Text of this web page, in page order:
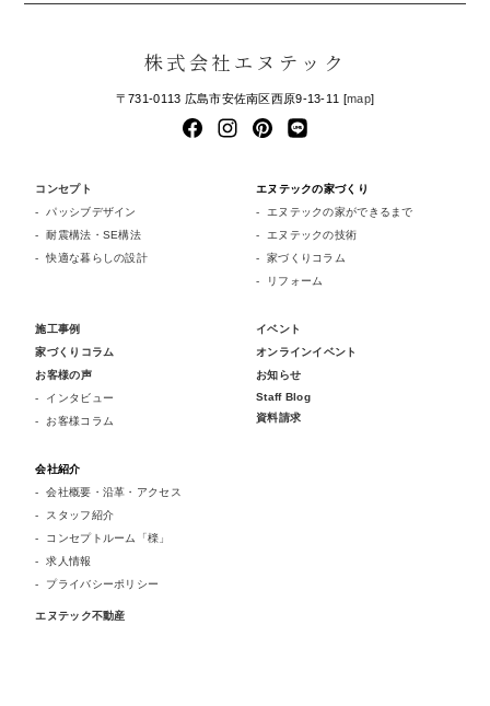
株式会社エヌテック
〒731-0113 広島市安佐南区西原9-13-11 [map]
コンセプト
パッシブデザイン
耐震構法・SE構法
快適な暮らしの設計
エヌテックの家づくり
エヌテックの家ができるまで
エヌテックの技術
家づくりコラム
リフォーム
施工事例
家づくりコラム
お客様の声
インタビュー
お客様コラム
イベント
オンラインイベント
お知らせ
Staff Blog
資料請求
会社紹介
会社概要・沿革・アクセス
スタッフ紹介
コンセプトルーム「檪」
求人情報
プライバシーポリシー
エヌテック不動産